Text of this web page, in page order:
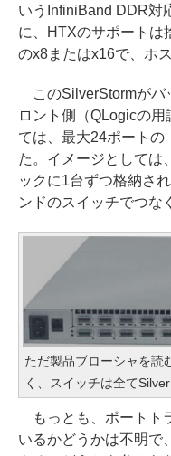
いうInfiniBand DDR対
に、HTXのサポートは
のx8またはx16で、ホ
このSilverStormがバ
ロント側（QLogicの
ては、最大24ポートの
た。イメージとしては
ックに1台ずつ格納さ
ンドのスイッチでつな
ただ製品ブローシャを読
く、スイッチは全て
もっとも、ポートト
いるかどうかは不明で